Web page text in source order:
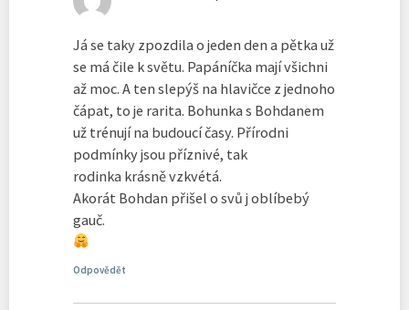
Já se taky zpozdila o jeden den a pětka už
se má čile k světu. Papáníčka mají všichni
až moc. A ten slepýš na hlavičce z jednoho
čápat, to je rarita. Bohunka s Bohdanem
už trénují na budoucí časy. Přírodni
podmínky jsou příznivé, tak
rodinka krásně vzkvétá.
Akorát Bohdan přišel o svů j oblíbebý
gauč.
Odpovědět